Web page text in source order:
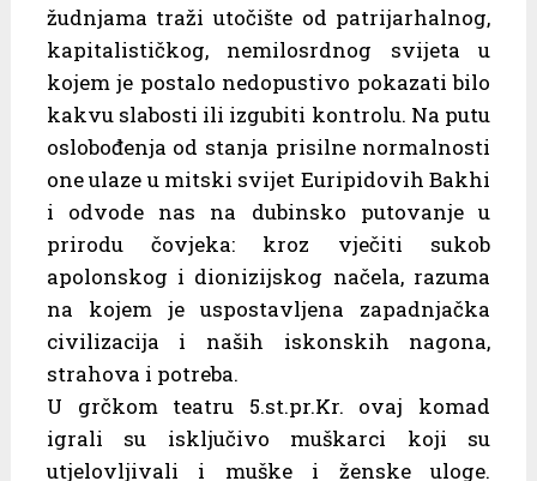
žudnjama traži utočište od patrijarhalnog,
kapitalističkog, nemilosrdnog svijeta u
kojem je postalo nedopustivo pokazati bilo
kakvu slabosti ili izgubiti kontrolu. Na putu
oslobođenja od stanja prisilne normalnosti
one ulaze u mitski svijet Euripidovih Bakhi
i odvode nas na dubinsko putovanje u
prirodu čovjeka: kroz vječiti sukob
apolonskog i dionizijskog načela, razuma
na kojem je uspostavljena zapadnjačka
civilizacija i naših iskonskih nagona,
strahova i potreba.
U grčkom teatru 5.st.pr.Kr. ovaj komad
igrali su isključivo muškarci koji su
utjelovljivali i muške i ženske uloge.